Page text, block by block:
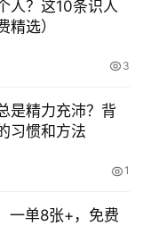
人？这10条识人
精选）
3
是精力充沛？背
习惯和方法
1
一单8张+，免费